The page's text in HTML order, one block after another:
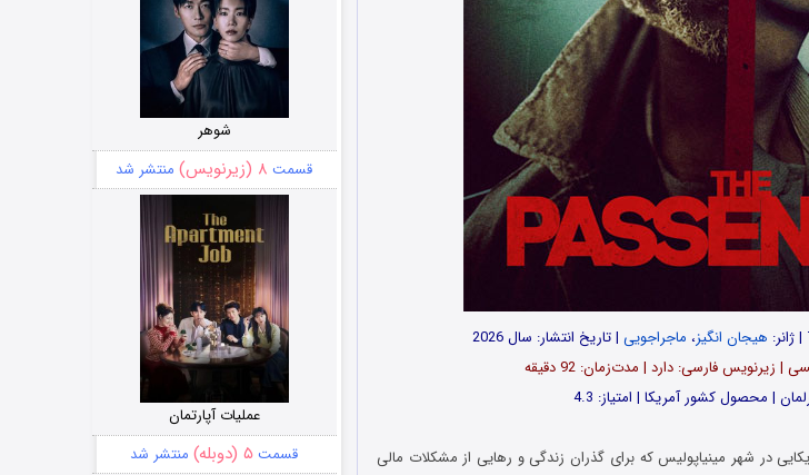
هیجان انگیز، ماجراجویی| تاریخ انتشار: سال 2026
| زیرنویس فارسی: دارد | مدت‌زمان: 92 دقیقه
| محصول کشور آمریکا | امتیاز: 4.3
در شهر مینیاپولیس که برای گذران زندگی و رهایی از مشکلات مالی
شوهر
قسمت ۸ (زیرنویس) منتشر شد
عملیات آپارتمان
قسمت ۵ (دوبله) منتشر شد